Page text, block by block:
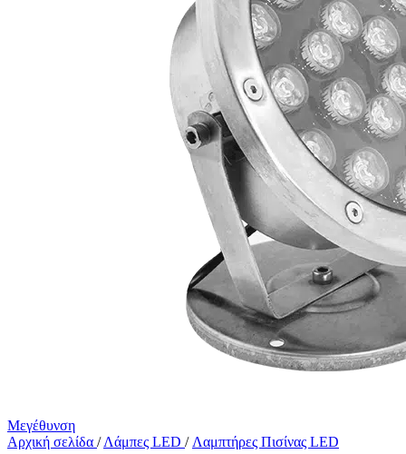
Μεγέθυνση
Αρχική σελίδα / Λάμπες LED / Λαμπτήρες Πισίνας LED